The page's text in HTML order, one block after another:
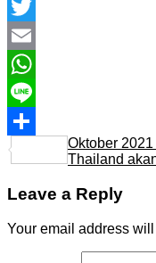
Facebook
Twitter
Email
WhatsApp
Line
Share
Oktober
Thailand
Leave a Reply
Your email address